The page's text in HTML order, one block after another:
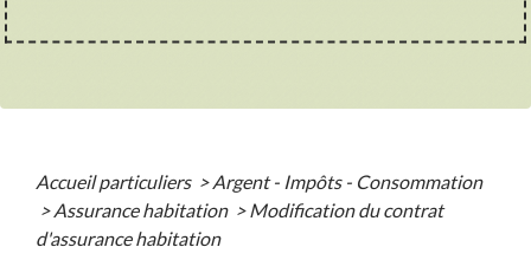
Accueil particuliers > Argent - Impôts - Consommation
> Assurance habitation > Modification du contrat
d'assurance habitation